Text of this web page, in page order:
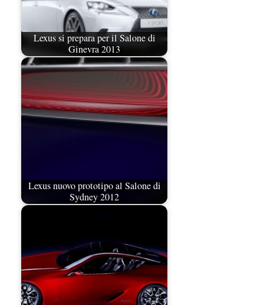
Lexus si prepara per il Salone di
Ginevra 2013
Lexus nuovo prototipo al Salone di
Sydney 2012